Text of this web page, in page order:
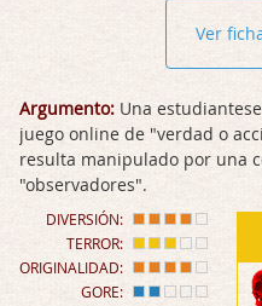
Ver
Argumento: Una
juego online de "verdad o
resulta manipulado por una
"observadores".
DIVERSIÓN:
TERROR:
ORIGINALIDAD:
GORE: